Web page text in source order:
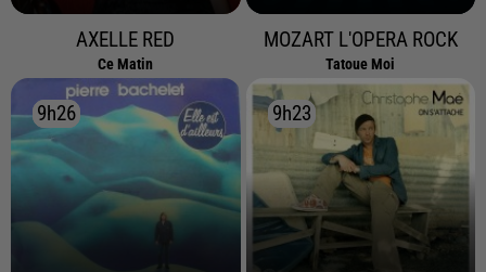
AXELLE RED
Ce Matin
MOZART L'OPERA ROCK
Tatoue Moi
9h26
9h26 9h23
9h23